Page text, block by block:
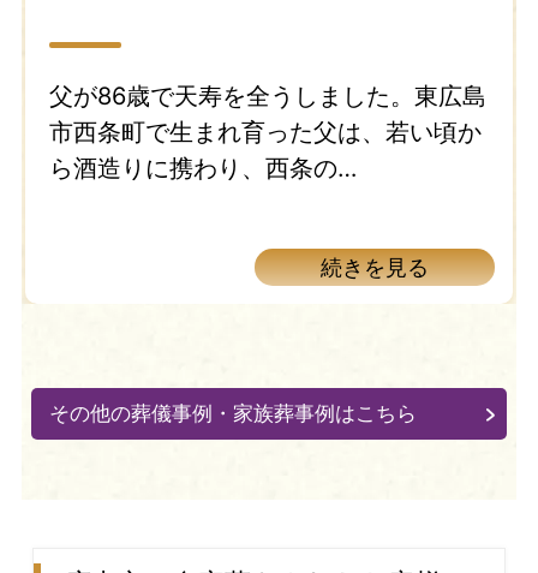
父が86歳で天寿を全うしました。東広島
市西条町で生まれ育った父は、若い頃か
ら酒造りに携わり、西条の…
続きを見る
その他の葬儀事例・家族葬事例はこちら